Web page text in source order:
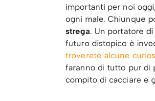
importanti per noi
ogni male. Chiunque
strega. Un portatore
futuro distopico è
troverete alcune
faranno di tutto pur
compito di cacciare e